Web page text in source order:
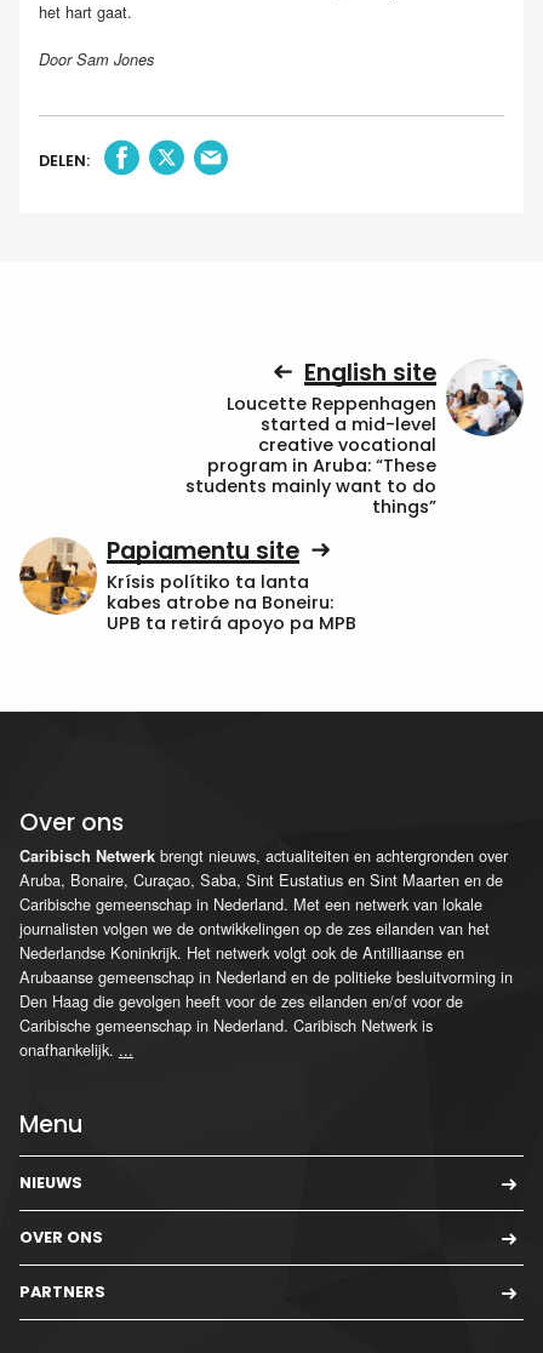
het hart gaat.
Door Sam Jones
DELEN:
English site
Loucette Reppenhagen
started a mid-level
creative vocational
program in Aruba: “These
students mainly want to do
things”
Papiamentu site
Krísis polítiko ta lanta
kabes atrobe na Boneiru:
UPB ta retirá apoyo pa MPB
Over ons
Caribisch Netwerk brengt nieuws, actualiteiten en achtergronden over
Aruba, Bonaire, Curaçao, Saba, Sint Eustatius en Sint Maarten en de
Caribische gemeenschap in Nederland. Met een netwerk van lokale
journalisten volgen we de ontwikkelingen op de zes eilanden van het
Nederlandse Koninkrijk. Het netwerk volgt ook de Antilliaanse en
Arubaanse gemeenschap in Nederland en de politieke besluitvorming in
Den Haag die gevolgen heeft voor de zes eilanden en/of voor de
Caribische gemeenschap in Nederland. Caribisch Netwerk is
onafhankelijk. ...
Menu
NIEUWS
OVER ONS
PARTNERS